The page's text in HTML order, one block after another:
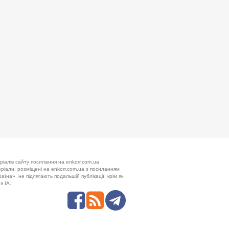
сайту посилання на enkorr.com.ua
розміщені на enkorr.com.ua з посиланням
не підлягають подальшій публікації, крім як
ІА.